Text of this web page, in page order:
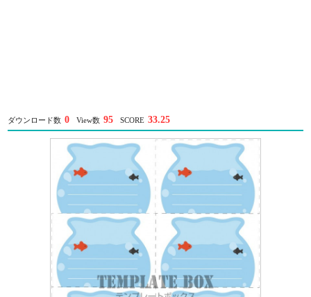
ダウンロード数 0 View数 95 SCORE 33.25